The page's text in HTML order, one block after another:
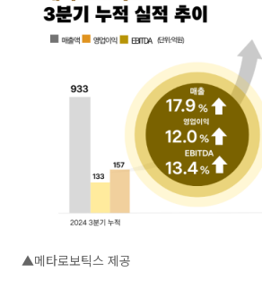
▲메타로보틱스 제공